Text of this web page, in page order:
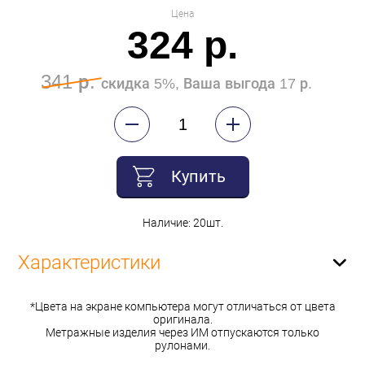
Цена
324 р.
341 р.скидка 5%, Ваша выгода 17 р.
Купить
Наличие: 20шт.
Характеристики
*Цвета на экране компьютера могут отличаться от цвета
оригинала.
Метражные изделия через ИМ отпускаются только
рулонами.